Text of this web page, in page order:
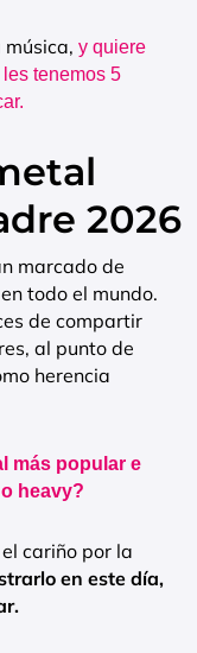
música, y quiere
tenemos 5
2026
marcado de
todo el mundo.
de compartir
al punto de
herencia
más popular e
heavy?
cariño por la
en este día,